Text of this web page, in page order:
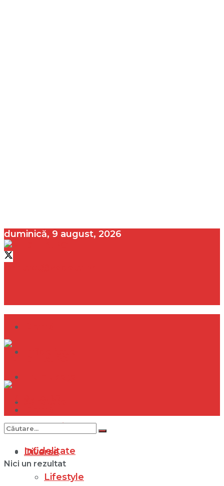
duminică, 9 august, 2026
Internațional
Diverse
Lifestyle
Infidelitate
Nici un rezultat